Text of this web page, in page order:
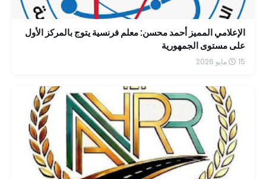
الإعلامي المميز أحمد محسن: معلم فرنسية يتوج بالمركز الأول
على مستوى الجمهورية
15 مايو 2026